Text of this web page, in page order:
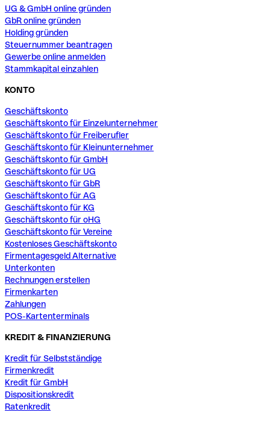
UG & GmbH online gründen
GbR online gründen
Holding gründen
Steuernummer beantragen
Gewerbe online anmelden
Stammkapital einzahlen
KONTO
Geschäftskonto
Geschäftskonto für Einzelunternehmer
Geschäftskonto für Freiberufler
Geschäftskonto für Kleinunternehmer
Geschäftskonto für GmbH
Geschäftskonto für UG
Geschäftskonto für GbR
Geschäftskonto für AG
Geschäftskonto für KG
Geschäftskonto für oHG
Geschäftskonto für Vereine
Kostenloses Geschäftskonto
Firmentagesgeld Alternative
Unterkonten
Rechnungen erstellen
Firmenkarten
Zahlungen
POS-Kartenterminals
KREDIT & FINANZIERUNG
Kredit für Selbstständige
Firmenkredit
Kredit für GmbH
Dispositionskredit
Ratenkredit